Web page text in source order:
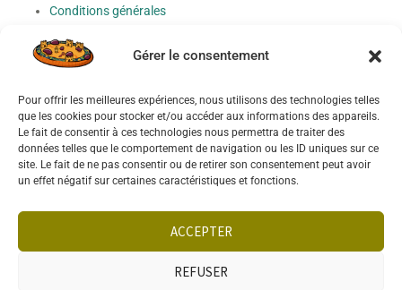
Gérer le consentement
Pour offrir les meilleures expériences, nous utilisons des technologies telles
que les cookies pour stocker et/ou accéder aux informations des appareils.
Le fait de consentir à ces technologies nous permettra de traiter des
données telles que le comportement de navigation ou les ID uniques sur ce
site. Le fait de ne pas consentir ou de retirer son consentement peut avoir
un effet négatif sur certaines caractéristiques et fonctions.
ACCEPTER
REFUSER
Conditions générales
Charte de protection des Données à caractère personnel
Préférences cookies
Socials